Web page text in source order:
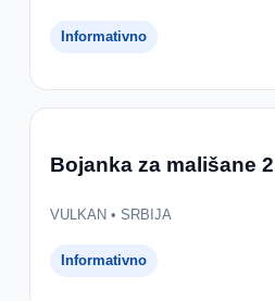
Informativno
Bojanka za mališane 2
VULKAN • SRBIJA
Informativno